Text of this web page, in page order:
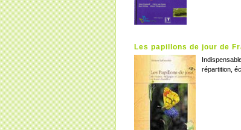
Les papillons de jour de
répartition,